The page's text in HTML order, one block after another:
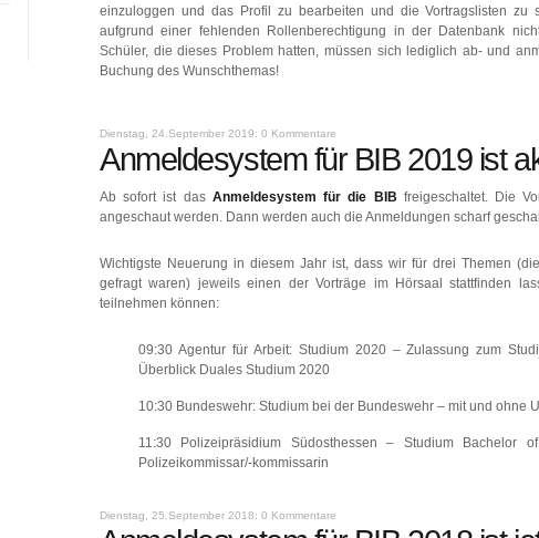
einzuloggen und das Profil zu bearbeiten und die Vortragslisten zu
aufgrund einer fehlenden Rollenberechtigung in der Datenbank
Schüler, die dieses Problem hatten, müssen sich lediglich ab- und
Buchung des Wunschthemas!
Dienstag, 24.September 2019: 0 Kommentare
Anmeldesystem für BIB 2019 ist
Ab sofort ist das Anmeldesystem für die BIB freigeschaltet. Die
angeschaut werden. Dann werden auch die Anmeldungen scharf
Wichtigste Neuerung in diesem Jahr ist, dass wir für drei Themen
gefragt waren) jeweils einen der Vorträge im Hörsaal stattfinden
teilnehmen können:
09:30 Agentur für Arbeit: Studium 2020 – Zulassung zum
Überblick Duales Studium 2020
10:30 Bundeswehr: Studium bei der Bundeswehr – mit und ohne
11:30 Polizeipräsidium Südosthessen – Studium Bachelor
Polizeikommissar/-kommissarin
Dienstag, 25.September 2018: 0 Kommentare